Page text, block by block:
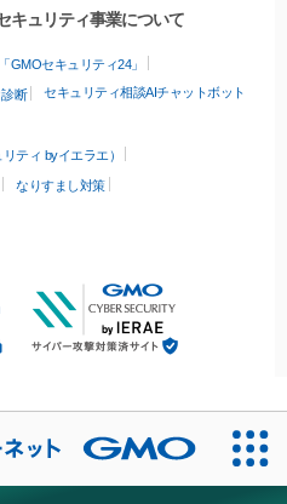
キュリティ事業について
GMOセキュリティ24」
断 セキュリティ相談AIチャットボット
ティ byイエラエ）
なりすまし対策